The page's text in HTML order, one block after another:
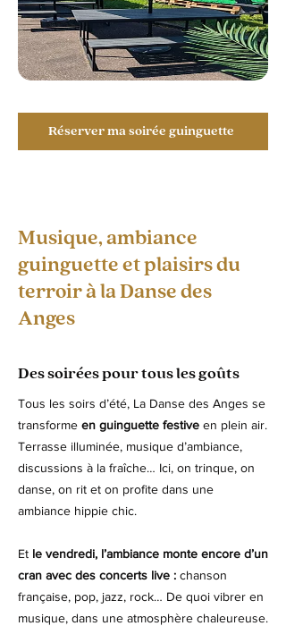
Réserver ma soirée guinguette
Musique, ambiance
guinguette et plaisirs du
terroir à la Danse des
Anges
Des soirées pour tous les goûts
Tous les soirs d’été, La Danse des Anges se
transforme en guinguette festive en plein air.
Terrasse illuminée, musique d’ambiance,
discussions à la fraîche… Ici, on trinque, on
danse, on rit et on profite dans une
ambiance hippie chic.
Et le vendredi, l’ambiance monte encore d’un
cran avec des concerts live : chanson
française, pop, jazz, rock… De quoi vibrer en
musique, dans une atmosphère chaleureuse.